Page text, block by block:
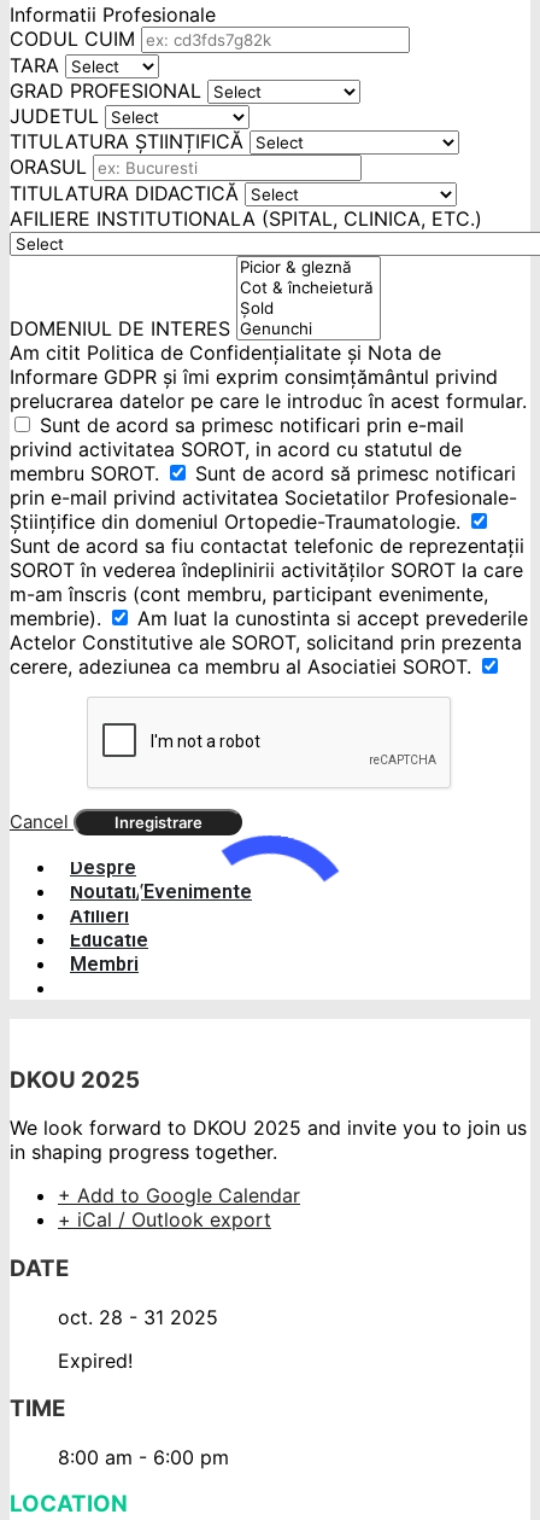
Informatii Profesionale
CODUL CUIM
TARA
GRAD PROFESIONAL
JUDETUL
TITULATURA ȘTIINȚIFICĂ
ORASUL
TITULATURA DIDACTICĂ
AFILIERE INSTITUTIONALA (SPITAL, CLINICA, ETC.)
DOMENIUL DE INTERES
Am citit Politica de Confidențialitate și Nota de
Informare GDPR și îmi exprim consimțământul privind
prelucrarea datelor pe care le introduc în acest formular.
Sunt de acord sa primesc notificari prin e-mail
privind activitatea SOROT, in acord cu statutul de
membru SOROT.
Sunt de acord să primesc notificari
prin e-mail privind activitatea Societatilor Profesionale-
Științifice din domeniul Ortopedie-Traumatologie.
Sunt de acord sa fiu contactat telefonic de reprezentații
SOROT în vederea îndeplinirii activităților SOROT la care
m-am înscris (cont membru, participant evenimente,
membrie).
Am luat la cunostinta si accept prevederile
Actelor Constitutive ale SOROT, solicitand prin prezenta
cerere, adeziunea ca membru al Asociatiei SOROT.
Cancel
Despre
Noutati/Evenimente
Afilieri
Educatie
Membri
DKOU 2025
We look forward to DKOU 2025 and invite you to join us
in shaping progress together.
+ Add to Google Calendar
+ iCal / Outlook export
DATE
oct. 28 - 31 2025
Expired!
TIME
8:00 am - 6:00 pm
LOCATION